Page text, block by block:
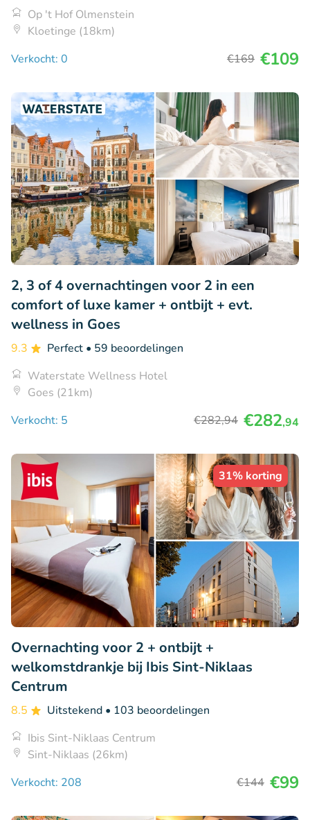
Op 't Hof Olmenstein
Kloetinge (18km)
Verkocht: 0
€169 €109
2, 3 of 4 overnachtingen voor 2 in een
comfort of luxe kamer + ontbijt + evt.
wellness in Goes
9.3 Perfect • 59 beoordelingen
Waterstate Wellness Hotel
Goes (21km)
Verkocht: 5
€282,94 €282,94
31% korting
Overnachting voor 2 + ontbijt +
welkomstdrankje bij Ibis Sint-Niklaas
Centrum
8.5 Uitstekend • 103 beoordelingen
Ibis Sint-Niklaas Centrum
Sint-Niklaas (26km)
Verkocht: 208
€144 €99